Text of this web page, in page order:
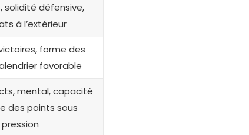
solidité défensive,
à l’extérieur
forme des
favorable
mental, capacité
des points sous
pression